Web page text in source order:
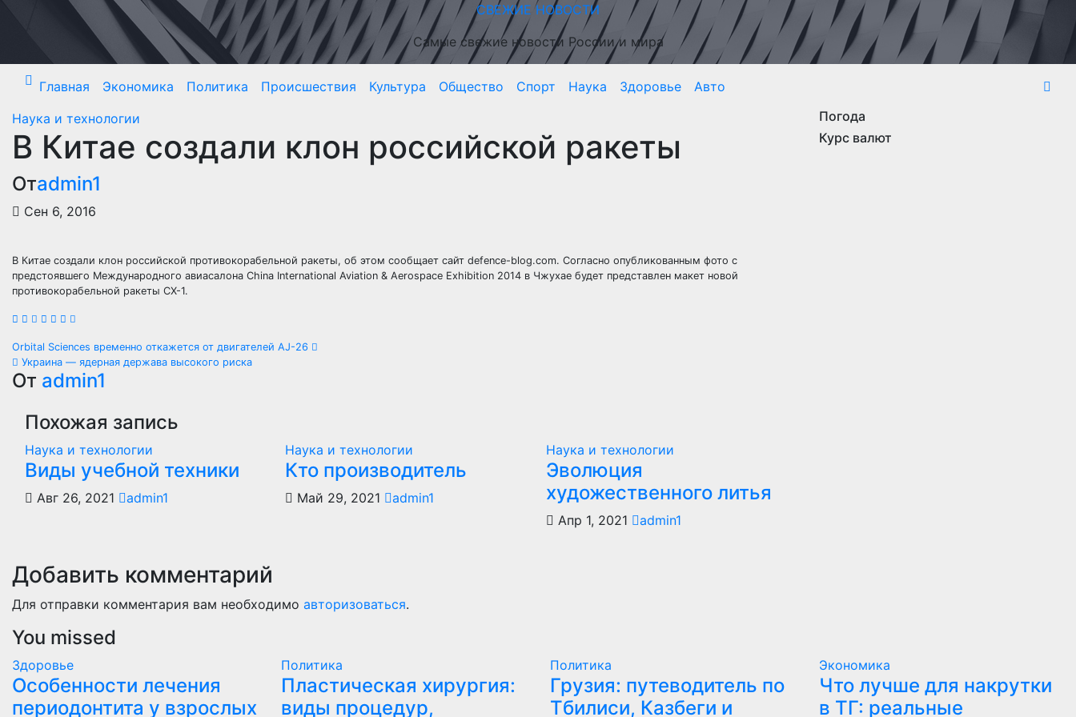
СВЕЖИЕ НОВОСТИ
Самые свежие новости России и мира
Главная Экономика Политика Происшествия Культура Общество Спорт Наука Здоровье
Авто
Наука и технологии
В Китае создали клон российской ракеты
Отadmin1
Сен 6, 2016
В Китае создали клон российской противокорабельной ракеты, об этом сообщает сайт defence-blog.com. Согласно опубликованным фото с
предстоявшего Международного авиасалона China International Aviation & Aerospace Exhibition 2014 в Чжухае будет представлен макет новой
противокорабельной ракеты CX-1.
Навигация
по
записям
Orbital Sciences временно откажется от двигателей AJ-26
Украина — ядерная держава высокого риска
От admin1
Похожая запись
Наука и технологии
Виды учебной техники
Авг 26, 2021 admin1
Наука и технологии
Кто производитель
Май 29, 2021 admin1
Наука и технологии
Эволюция
художественного литья
Апр 1, 2021 admin1
Добавить комментарий
Для отправки комментария вам необходимо авторизоваться.
Погода
Курс валют
You missed
Здоровье
Особенности лечения
периодонтита у взрослых
Политика
Пластическая хирургия:
виды процедур,
Политика
Грузия: путеводитель по
Тбилиси, Казбеги и
Экономика
Что лучше для накрутки
в ТГ: реальные